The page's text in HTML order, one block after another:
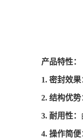
产品特性：
1. 密封效果
2. 结构优势
3. 耐用性：
4. 操作简便